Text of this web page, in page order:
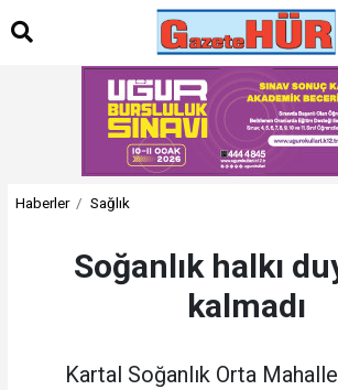
Haberler Sağlık
Soğanlık halkı
kalmadı
Kartal Soğanlık Orta